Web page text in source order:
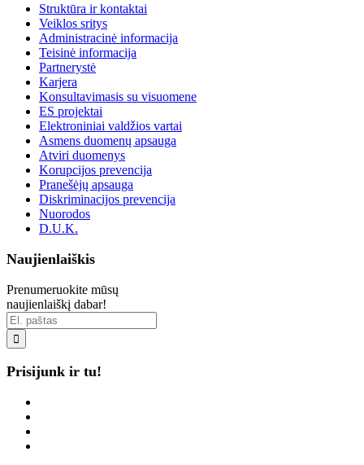
Struktūra ir kontaktai
Veiklos sritys
Administracinė informacija
Teisinė informacija
Partnerystė
Karjera
Konsultavimasis su visuomene
ES projektai
Elektroniniai valdžios vartai
Asmens duomenų apsauga
Atviri duomenys
Korupcijos prevencija
Pranešėjų apsauga
Diskriminacijos prevencija
Nuorodos
D.U.K.
Naujienlaiškis
Prenumeruokite mūsų
naujienlaiškį dabar!

Prisijunk ir tu!